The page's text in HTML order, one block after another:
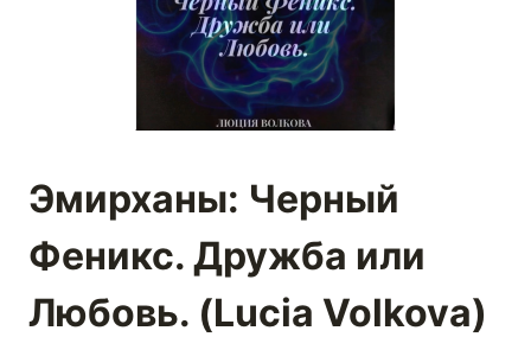
Эмирханы: Черный
Феникс. Дружба или
Любовь. (Lucia Volkova)